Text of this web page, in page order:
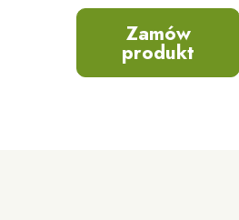
Zamów
produkt